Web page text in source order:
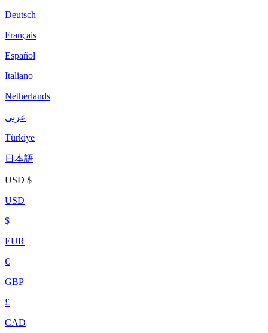
Deutsch
Français
Español
Italiano
Netherlands
عربى
Türkiye
日本語
USD $
USD
$
EUR
€
GBP
£
CAD